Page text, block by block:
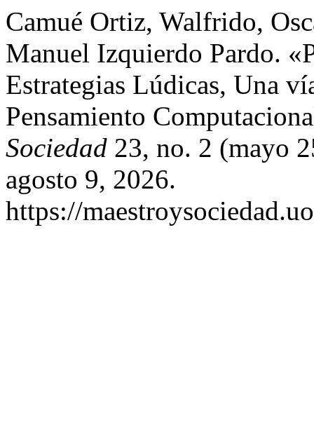
Camué Ortiz, Walfrido,
Manuel Izquierdo Pardo.
Estrategias Lúdicas, Una
Pensamiento
Sociedad 23, no. 2 (mayo
agosto 9, 2026.
https://